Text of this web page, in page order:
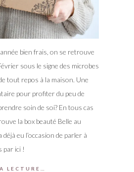
bien frais, on se retrouve
sous le signe des microbes
tout repos à la maison. Une
pour profiter du peu de
soin de soi? En tous cas
la box beauté Belle au
eu l’occasion de parler à
par ici !
LECTURE…